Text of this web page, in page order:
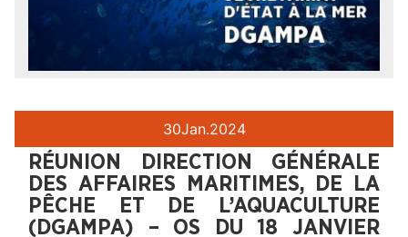
30Jan.2024
RÉUNION DIRECTION GÉNÉRALE
DES AFFAIRES MARITIMES, DE LA
PÊCHE ET DE L’AQUACULTURE
(DGAMPA) – OS DU 18 JANVIER